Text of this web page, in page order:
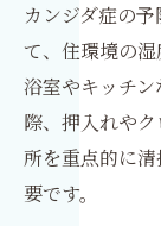
カンジダ症の
て、住環境の湿
浴室やキッチ
際、押入れや
所を重点的に
要です。